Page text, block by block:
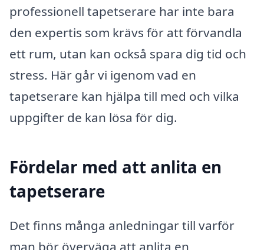
professionell tapetserare har inte bara
den expertis som krävs för att förvandla
ett rum, utan kan också spara dig tid och
stress. Här går vi igenom vad en
tapetserare kan hjälpa till med och vilka
uppgifter de kan lösa för dig.
Fördelar med att anlita en
tapetserare
Det finns många anledningar till varför
man bör överväga att anlita en